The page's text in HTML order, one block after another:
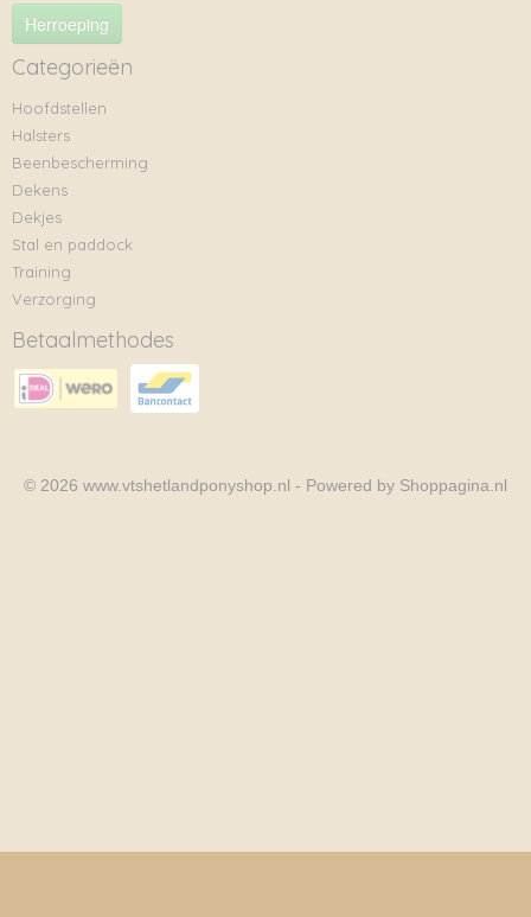
Herroeping
Categorieën
Hoofdstellen
Halsters
Beenbescherming
Dekens
Dekjes
Stal en paddock
Training
Verzorging
Betaalmethodes
© 2026 www.vtshetlandponyshop.nl - Powered by Shoppagina.nl